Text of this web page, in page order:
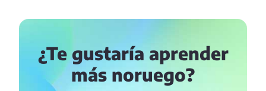
¿Te gustaría aprender
más noruego?